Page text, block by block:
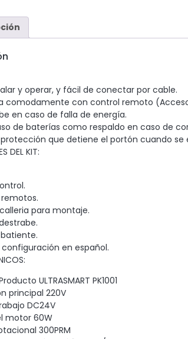
y operar, y fácil de conectar por cable.
comodamente con control remoto
en caso de falla de energía.
de baterías como respaldo en caso de
que detiene el portón cuando
DEL KIT:
para montaje.
configuración en español.
ULTRASMART PK1001
principal 220V
DC24V
motor 60W
300PRM